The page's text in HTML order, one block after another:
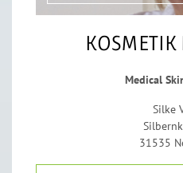
KOSMETIK
Medical
Silke
31535